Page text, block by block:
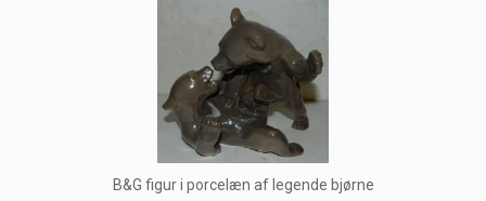
B&G figur i porcelæn af legende bjørne